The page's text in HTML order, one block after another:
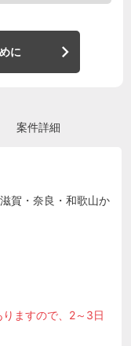
に
案件詳細
賀・奈良・和歌山か
ますので、2～3日